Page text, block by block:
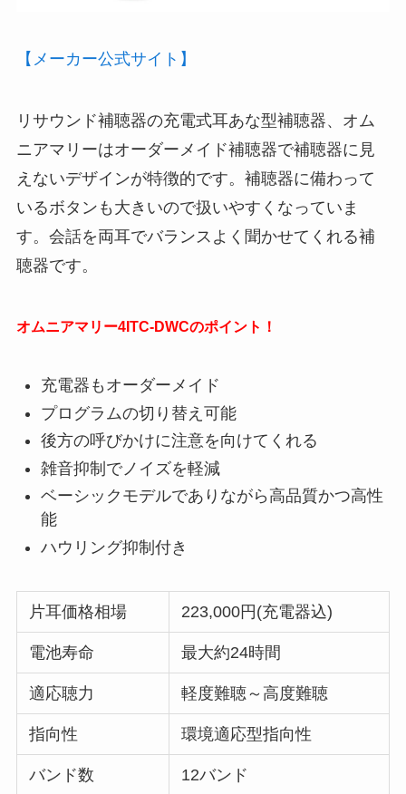
【メーカー公式サイト】
リサウンド補聴器の充電式耳あな型補聴器、オム
ニアマリーはオーダーメイド補聴器で補聴器に見
えないデザインが特徴的です。補聴器に備わって
いるボタンも大きいので扱いやすくなっていま
す。会話を両耳でバランスよく聞かせてくれる補
聴器です。
オムニアマリー4ITC-DWCのポイント！
充電器もオーダーメイド
プログラムの切り替え可能
後方の呼びかけに注意を向けてくれる
雑音抑制でノイズを軽減
ベーシックモデルでありながら高品質かつ高性
能
ハウリング抑制付き
片耳価格相場 223,000円(充電器込)
電池寿命 最大約24時間
適応聴力 軽度難聴～高度難聴
指向性 環境適応型指向性
バンド数 12バンド